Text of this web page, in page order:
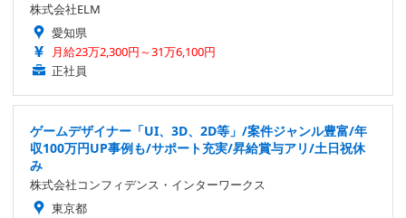
株式会社ELM
愛知県
月給23万2,300円～31万6,100円
正社員
ゲームデザイナー「UI、3D、2D等」/案件ジャンル豊富/年
収100万円UP事例も/サポート充実/昇給賞与アリ/土日祝休
み
株式会社コンフィデンス・インターワークス
東京都